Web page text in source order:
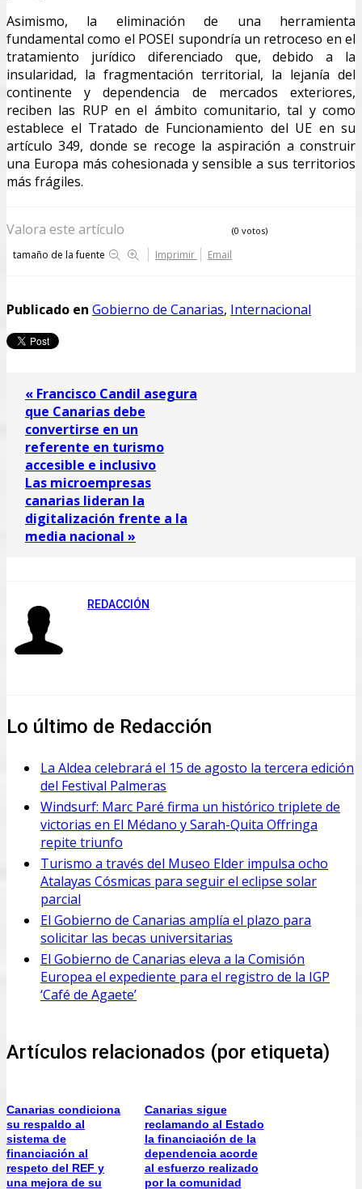
Asimismo, la eliminación de una herramienta
fundamental como el POSEI supondría un retroceso en el
tratamiento jurídico diferenciado que, debido a la
insularidad, la fragmentación territorial, la lejanía del
continente y dependencia de mercados exteriores,
reciben las RUP en el ámbito comunitario, tal y como
establece el Tratado de Funcionamiento del UE en su
artículo 349, donde se recoge la aspiración a construir
una Europa más cohesionada y sensible a sus territorios
más frágiles.
Valora este artículo (0 votos)
tamaño de la fuente Imprimir Email
Publicado en Gobierno de Canarias, Internacional
« Francisco Candil asegura
que Canarias debe
convertirse en un
referente en turismo
accesible e inclusivo
Las microempresas
canarias lideran la
digitalización frente a la
media nacional »
REDACCIÓN
Lo último de Redacción
La Aldea celebrará el 15 de agosto la tercera edición
del Festival Palmeras
Windsurf: Marc Paré firma un histórico triplete de
victorias en El Médano y Sarah-Quita Offringa
repite triunfo
Turismo a través del Museo Elder impulsa ocho
Atalayas Cósmicas para seguir el eclipse solar
parcial
El Gobierno de Canarias amplía el plazo para
solicitar las becas universitarias
El Gobierno de Canarias eleva a la Comisión
Europea el expediente para el registro de la IGP
‘Café de Agaete’
Artículos relacionados (por etiqueta)
Canarias condiciona
su respaldo al
sistema de
financiación al
respeto del REF y
una mejora de su
Canarias sigue
reclamando al Estado
la financiación de la
dependencia acorde
al esfuerzo realizado
por la comunidad